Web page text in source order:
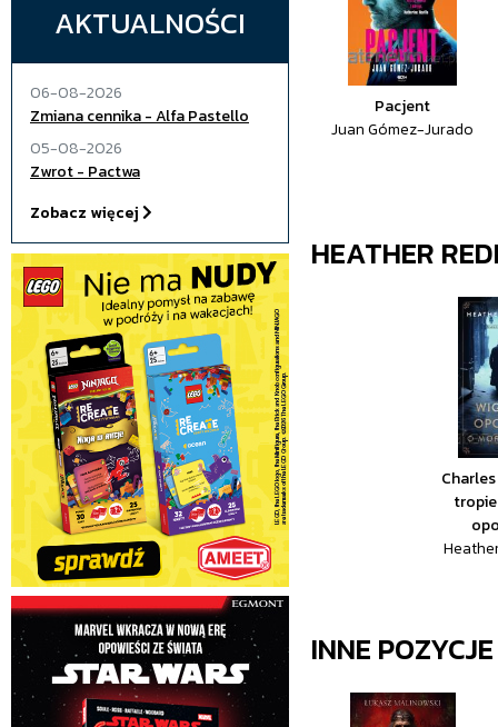
AKTUALNOŚCI
06-08-2026
Zmiana cennika - Alfa Pastello
05-08-2026
Zwrot - Pactwa
Zobacz więcej
Pacjent
Juan Gómez-Jurado
HEATHER
INNE